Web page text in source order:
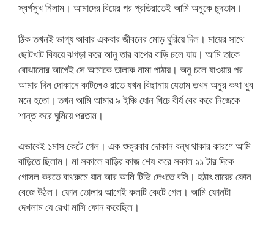
স্বর্গসুখ নিলাম। আমাদের বিয়ের পর প্রতিরাতেই আমি অনুকে চুদতাম।
ঠিক তখনই ভাগ্য আবার একবার জীবনের মোড় ঘুরিয়ে দিল। মায়ের সাথে
ছোটখাট বিষয়ে ঝগড়া করে আনু তার বাপের বাড়ি চলে যায়। আমি তাকে
বোঝানোর আগেই সে আমাকে তালাক নামা পাঠায়। অনু চলে যাওয়ার পর
আমার দিন দোকানে কাটলেও রাতে যখন বিছানায় যেতাম তখন অনুর কথা খুব
মনে হতো। তখন আমি আমার ৯ ইঞ্চি ধোন খিচে বীর্য বের করে নিজেকে
শান্ত করে ঘুমিয়ে পরতাম।
এভাবেই ১মাস কেটে গেল। এক শুক্রবার দোকান বন্ধ থাকার কারণে আমি
বাড়িতে ছিলাম। মা সকালে বাড়ির কাজ শেষ করে সকাল ১১ টার দিকে
গোসল করতে বাথরুমে যান আর আমি টিভি দেখতে বসি। হঠাৎ মায়ের ফোন
বেজে উঠল। ফোন তোলার আগেই কলটি কেটে গেল। আমি ফোনটা
দেখলাম যে রেখা মাসি ফোন করেছিল।